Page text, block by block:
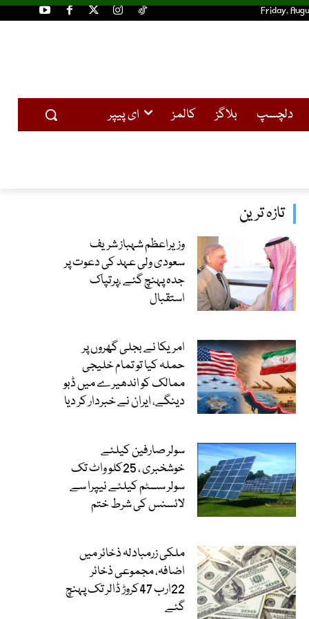
Friday,
دلچسپ بلاگز کالمز ای پیپر
تازہ ترین
وزیراعظم شہباز شریف
سعودی ولی عہد کی دعوت پر
جدہ پہنچ گئے ،پرتپاک
استقبال
امریکا نے بجلی گھروں پر
حملہ کیا تو تمام خلیجی
ممالک کو اندھیرے میں ڈبو
دینگے، ایران نے خبردار کر دیا
سولر صارفین کیلئے
خوشخبری ، 25کلو واٹ تک
سولر سسٹم کیلئے نیپرا سے
لائسنس کی شرط ختم
ملکی زرمبادلہ ذخائر میں
اضافہ، مجموعی ذخائر
22ارب 47کروڑ ڈالر تک پہنچ
گئے